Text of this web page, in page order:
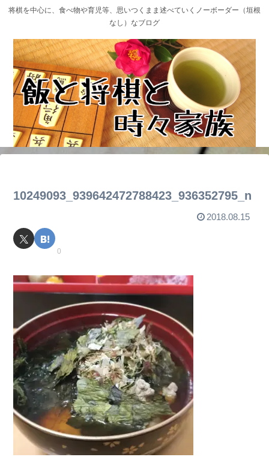
将棋を中心に、食べ物や育児等、思いつくまま述べていくノーボーダー（垣根
なし）なブログ
10249093_939642472788423_936352795_n
2018.08.15
0